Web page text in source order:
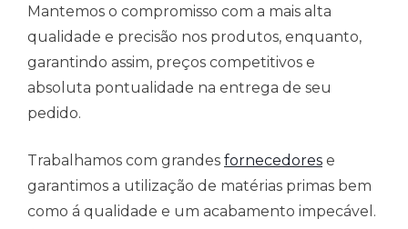
Mantemos o compromisso com a mais alta
qualidade e precisão nos produtos, enquanto,
garantindo assim, preços competitivos e
absoluta pontualidade na entrega de seu
pedido.
Trabalhamos com grandes fornecedores e
garantimos a utilização de matérias primas bem
como á qualidade e um acabamento impecável.